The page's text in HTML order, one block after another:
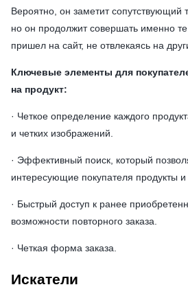
Вероятно, он заметит сопутствующий
но он продолжит совершать именно
пришел на сайт, не отвлекаясь на
Ключевые элементы для
на продукт:
· Четкое определение каждого
и четких изображений.
· Эффективный поиск, который
интересующие покупателя продукты
· Быстрый доступ к ранее
возможности повторного заказа.
· Четкая форма заказа.
Искатели